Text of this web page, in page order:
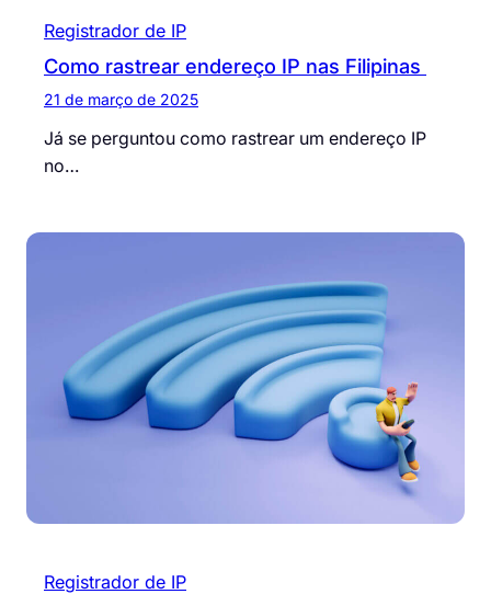
Registrador de IP
Como rastrear endereço IP nas Filipinas
21 de março de 2025
Já se perguntou como rastrear um endereço IP
no…
Registrador de IP